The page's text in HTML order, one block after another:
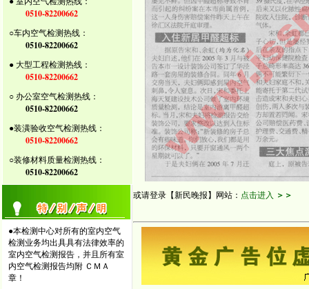
0510-82200662
○车内空气检测热线：
0510-82200662
● 大型工程检测热线：
0510-82200662
○ 办公室空气检测热线：
0510-82200662
●装潢验收空气检测热线：
0510-82200662
○装修材料质量检测热线：
0510-82200662
●本检测中心对所有的室内空气
检测业务均出具具有法律效率的
室内空气检测报告，并且所有室
内空气检测报告均附 ＣＭＡ
章！
或请登录【新民晚报】网站： 点击进入 ＞＞